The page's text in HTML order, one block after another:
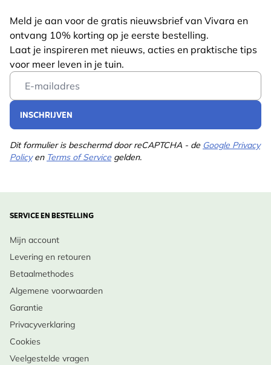
Meld je aan voor de gratis nieuwsbrief van Vivara en
ontvang 10% korting op je eerste bestelling.
Laat je inspireren met nieuws, acties en praktische tips
voor meer leven in je tuin.
Email Address
INSCHRIJVEN
Dit formulier is beschermd door reCAPTCHA - de Google Privacy
Policyen Terms of Service gelden.
SERVICE EN BESTELLING
Mijn account
Levering en retouren
Betaalmethodes
Algemene voorwaarden
Garantie
Privacyverklaring
Cookies
Veelgestelde vragen